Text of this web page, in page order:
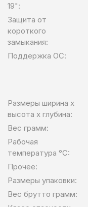
19":
Защита от
короткого
замыкания:
Поддержка ОС:
Размеры ширина x
высота x глубина:
Вес грамм:
Рабочая
температура °C:
Прочее:
Размеры упаковки:
Вес брутто грамм: